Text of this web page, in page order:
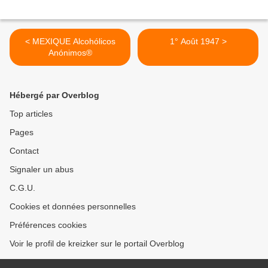
< MEXIQUE Alcohólicos
Anónimos®
1° Août 1947 >
Hébergé par Overblog
Top articles
Pages
Contact
Signaler un abus
C.G.U.
Cookies et données personnelles
Préférences cookies
Voir le profil de kreizker sur le portail Overblog